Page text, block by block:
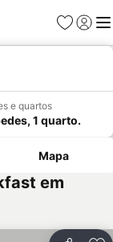
Favoritos
Iniciar
e quartos
1 quarto.
Mapa
em